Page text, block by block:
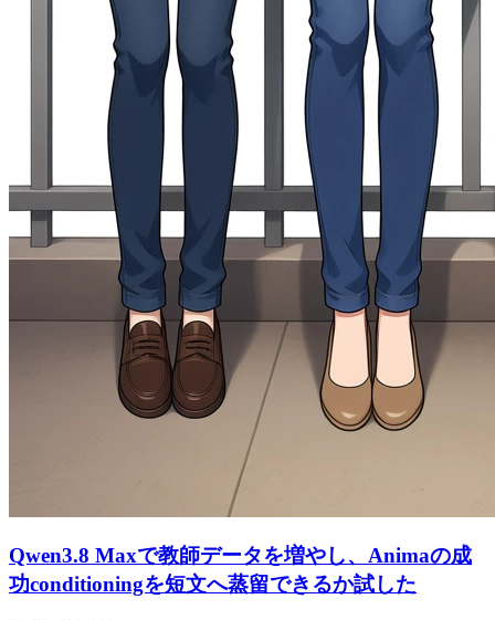
Qwen3.8 Maxで教師データを増やし、Animaの成
功conditioningを短文へ蒸留できるか試した